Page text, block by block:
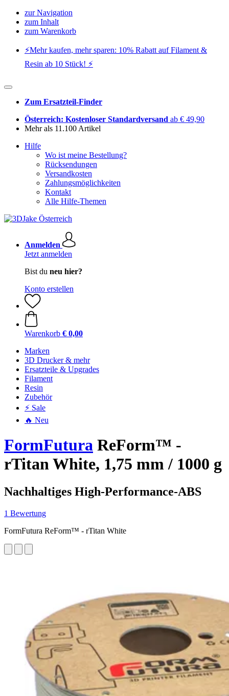
zur Navigation
zum Inhalt
zum Warenkorb
⚡️Mehr kaufen, mehr sparen: 10% Rabatt auf Filament &
Resin ab 10 Stück! ⚡️
Zum Ersatzteil-Finder
Österreich: Kostenloser Standardversand ab € 49,90
Mehr als 11.100 Artikel
Hilfe
Wo ist meine Bestellung?
Rücksendungen
Versandkosten
Zahlungsmöglichkeiten
Kontakt
Alle Hilfe-Themen
Anmelden
Jetzt anmelden
Bist du neu hier?
Konto erstellen
Warenkorb € 0,00
Marken
3D Drucker & mehr
Ersatzteile & Upgrades
Filament
Resin
Zubehör
⚡ Sale
🔥 Neu
FormFutura ReForm™ -
rTitan White, 1,75 mm / 1000 g
Nachhaltiges High-Performance-ABS
1 Bewertung
FormFutura ReForm™ - rTitan White